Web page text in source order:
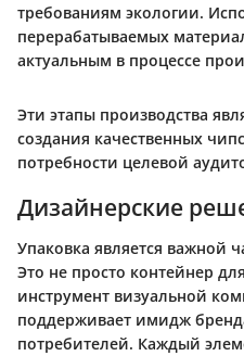
требованиям экологии.
перерабатываемых
актуальным в процессе
Эти этапы производства
создания качественных
потребности целевой
Дизайнерские
Упаковка является важной
Это не просто контейнер
инструмент визуальной
поддерживает имидж
потребителей. Каждый